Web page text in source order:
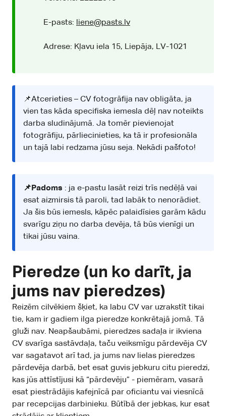
E-pasts: liene@pasts.lv
Adrese: Kļavu iela 15, Liepāja, LV-1021
📌Atcerieties – CV fotogrāfija nav obligāta, ja
vien tas kāda specifiska iemesla dēļ nav noteikts
darba sludinājumā. Ja tomēr pievienojat
fotogrāfiju, pārliecinieties, ka tā ir profesionāla
un tajā labi redzama jūsu seja. Nekādi pašfoto!
📌Padoms : ja e-pastu lasāt reizi trīs nedēļā vai
esat aizmirsis tā paroli, tad labāk to nenorādiet.
Ja šis būs iemesls, kāpēc palaidīsies garām kādu
svarīgu ziņu no darba devēja, tā būs vienīgi un
tikai jūsu vaina.
Pieredze (un ko darīt, ja
jums nav pieredzes)
Reizēm cilvēkiem šķiet, ka labu CV var uzrakstīt tikai
tie, kam ir gadiem ilga pieredze konkrētajā jomā. Tā
gluži nav. Neapšaubāmi, pieredzes sadaļa ir ikviena
CV svarīga sastāvdaļa, taču veiksmīgu pārdevēja CV
var sagatavot arī tad, ja jums nav lielas pieredzes
pārdevēja darbā, bet esat guvis jebkuru citu pieredzi,
kas jūs attīstījusi kā “pārdevēju” - piemēram, vasarā
esat piestrādājis kafejnīcā par oficiantu vai viesnīcā
par recepcijas darbinieku. Būtībā der jebkas, kur esat